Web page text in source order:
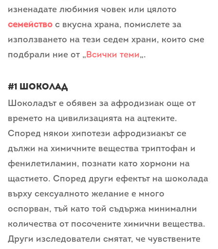
изненадате любимия човек или цялото
семейство с вкусна храна, помислете за
използването на тези седем храни, които сме
подбрали ние от „Всички теми„.
#1 Шоколад
Шоколадът е обявен за афродизиак още от
времето на цивилизацията на ацтеките.
Според някои хипотези афродизиакът се
дължи на химичните вещества триптофан и
фенилетиламин, познати като хормони на
щастието. Според други ефектът на шоколада
върху сексуалното желание е много
оспорван, тъй като той съдържа минимални
количества от посочените химични вещества.
Други изследователи смятат, че чувствените